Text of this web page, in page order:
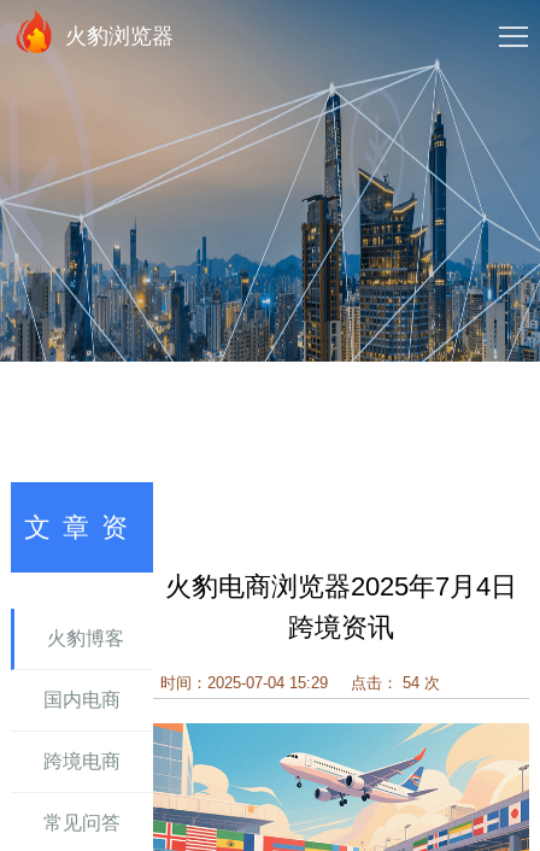
火豹浏览器
文章资
火豹博客
国内电商
跨境电商
常见问答
火豹电商浏览器2025年7月4日
跨境资讯
时间：2025-07-04 15:29 点击： 54 次